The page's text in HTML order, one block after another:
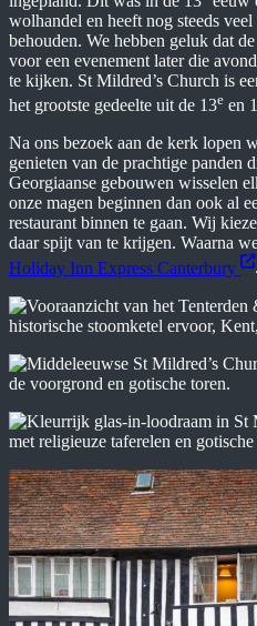
wolhandel en heeft nog steeds
behouden. We hebben geluk dat
voor een evenement later die
te kijken. St Mildred’s Church is
het grootste gedeelte uit de 13e en
Na ons bezoek aan de kerk lopen
genieten van de prachtige panden
Georgiaanse gebouwen wisselen
onze magen beginnen dan ook al
restaurant binnen te gaan. Wij
daar spijt van te krijgen. Waarna
Holiday Inn Express Canterbury
.